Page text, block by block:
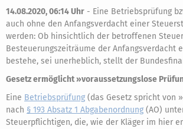
14.08.2020, 06:14 Uhr - Eine Betriebsprüfung
auch ohne den Anfangsverdacht einer
werden: Ob hinsichtlich der betroffenen
Besteuerungszeiträume der Anfangsverdacht
bestehe, sei unerheblich, stellt der
Gesetz ermöglicht »voraussetzungslose
Eine Betriebsprüfung (das Gesetz spricht von
nach § 193 Absatz 1 Abgabenordnung (AO)
Steuerpflichtigen, die, wie der Kläger im hier